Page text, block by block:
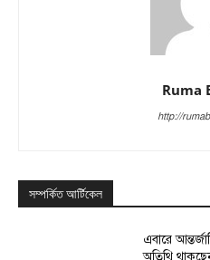
Ruma
http://
সম্পর্কিত আর্টিকেল
এবারে